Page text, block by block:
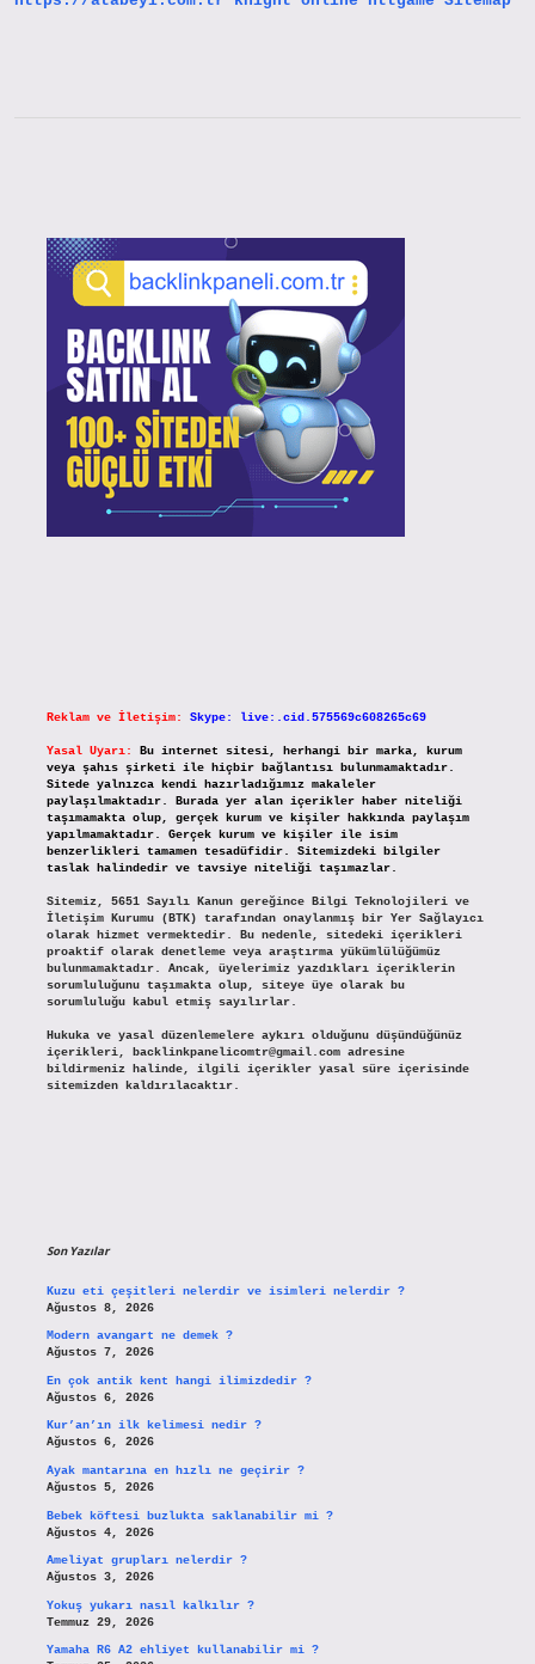
Reklam ve İletişim: Skype: live:.cid.575569c608265c69
Yasal Uyarı:
Bu internet sitesi, herhangi bir marka, kurum
veya şahıs şirketi ile hiçbir bağlantısı bulunmamaktadır.
Sitede yalnızca kendi hazırladığımız makaleler
paylaşılmaktadır. Burada yer alan içerikler haber niteliği
taşımamakta olup, gerçek kurum ve kişiler hakkında paylaşım
yapılmamaktadır. Gerçek kurum ve kişiler ile isim
benzerlikleri tamamen tesadüfidir. Sitemizdeki bilgiler
taslak halindedir ve tavsiye niteliği taşımazlar.
Sitemiz, 5651 Sayılı Kanun gereğince Bilgi Teknolojileri ve
İletişim Kurumu (BTK) tarafından onaylanmış bir Yer Sağlayıcı
olarak hizmet vermektedir. Bu nedenle, sitedeki içerikleri
proaktif olarak denetleme veya araştırma yükümlülüğümüz
bulunmamaktadır. Ancak, üyelerimiz yazdıkları içeriklerin
sorumluluğunu taşımakta olup, siteye üye olarak bu
sorumluluğu kabul etmiş sayılırlar.
Hukuka ve yasal düzenlemelere aykırı olduğunu düşündüğünüz
içerikleri,
backlinkpanelicomtr@gmail.comadresine
bildirmeniz halinde, ilgili içerikler yasal süre içerisinde
sitemizden kaldırılacaktır.
Son Yazılar
Kuzu eti çeşitleri nelerdir ve isimleri nelerdir ?
Ağustos 8, 2026
Modern avangart ne demek ?
Ağustos 7, 2026
En çok antik kent hangi ilimizdedir ?
Ağustos 6, 2026
Kur’an’ın ilk kelimesi nedir ?
Ağustos 6, 2026
Ayak mantarına en hızlı ne geçirir ?
Ağustos 5, 2026
Bebek köftesi buzlukta saklanabilir mi ?
Ağustos 4, 2026
Ameliyat grupları nelerdir ?
Ağustos 3, 2026
Yokuş yukarı nasıl kalkılır ?
Temmuz 29, 2026
Yamaha R6 A2 ehliyet kullanabilir mi ?